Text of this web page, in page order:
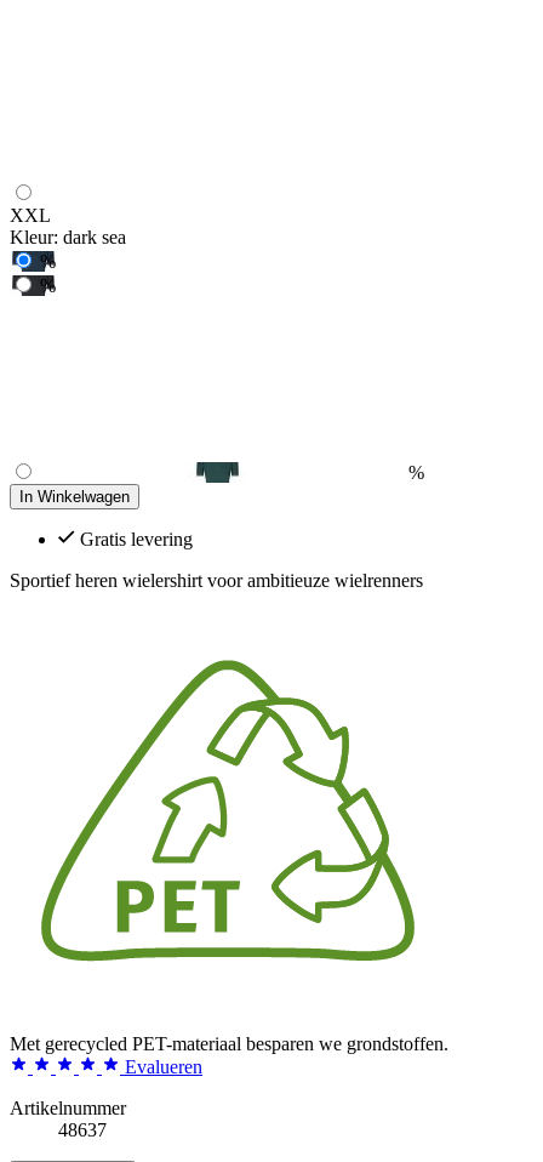
XXL
Kleur: dark sea
%
%
%
In Winkelwagen
Gratis levering
Sportief heren wielershirt voor ambitieuze wielrenners
Met gerecycled PET-materiaal besparen we grondstoffen.
Evalueren
Artikelnummer
48637